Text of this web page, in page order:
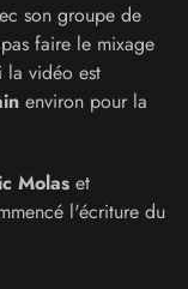
son groupe de
faire le mixage
la vidéo est
environ pour la
Molas et
l'écriture du